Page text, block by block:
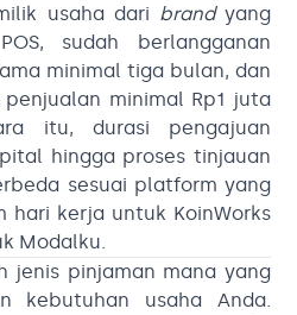
usaha dari brandyang
sudah berlangganan
minimal tiga bulan, dan
minimal Rp1 juta
itu, durasi pengajuan
hingga proses tinjauan
sesuai platform yang
hari kerja untuk KoinWorks
Modalku.
jenis pinjaman mana yang
kebutuhan usaha Anda.